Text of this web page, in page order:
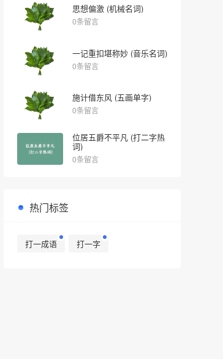
思想偏激 (机械名词)
0条留言
一记重扣堪称妙 (音乐名词)
0条留言
施计借东风 (五画单字)
0条留言
位居五爵不平凡 (打二字热
词)
0条留言
热门标签
打一成语 打一字